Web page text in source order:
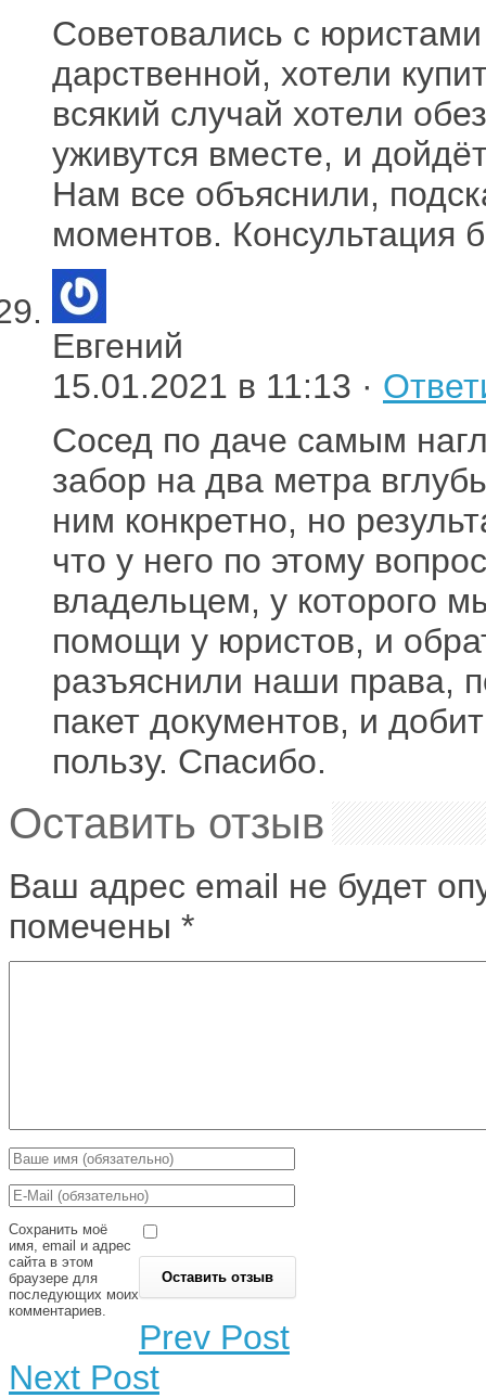
Советовались с
дарственной, хотели
всякий случай хотели
уживутся вместе, и
Нам все объяснили,
моментов. Консультация
Евгений
15.01.2021 в 11:13 ·
Сосед по даче самым
забор на два метра
ним конкретно, но
что у него по этому
владельцем, у которого
помощи у юристов, и
разъяснили наши права,
пакет документов, и
пользу. Спасибо.
Оставить отзыв
Ваш адрес email не будет
помечены *
Сохранить моё
имя, email и адрес
сайта в этом
браузере для
последующих моих
комментариев.
Prev Post
Next Post